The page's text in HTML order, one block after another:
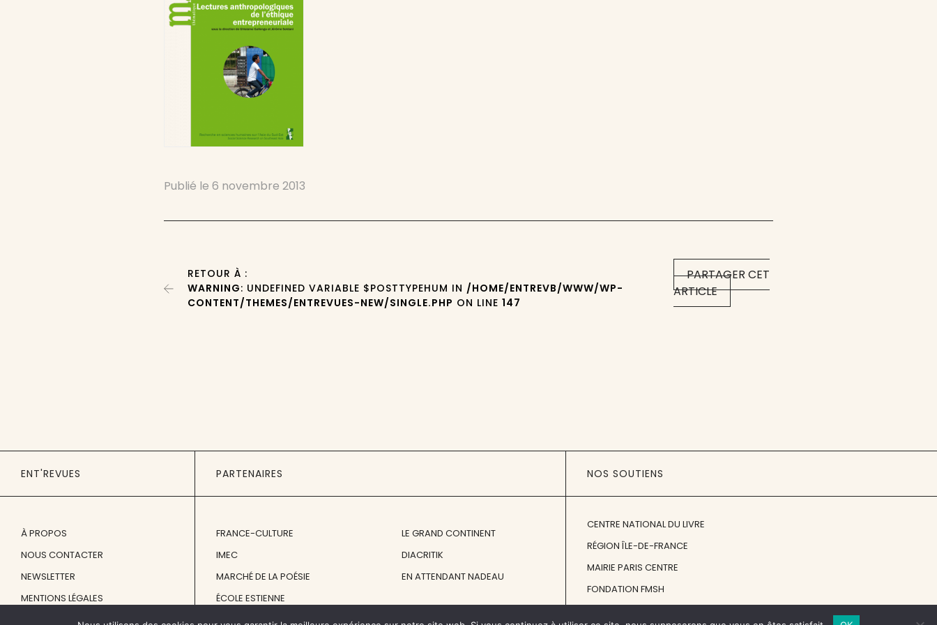
Publié le6 novembre 2013
PARTAGER CET
ARTICLE
RETOUR À :
WARNING: UNDEFINED VARIABLE $POSTTYPEHUM IN /HOME/ENTREVB/WWW/WP-
CONTENT/THEMES/ENTREVUES-NEW/SINGLE.PHP ON LINE147
ENT'REVUES
À PROPOS
NOUS CONTACTER
NEWSLETTER
MENTIONS LÉGALES
PARTENAIRES
FRANCE-CULTURE
IMEC
MARCHÉ DE LA POÉSIE
ÉCOLE ESTIENNE
LE GRAND CONTINENT
DIACRITIK
EN ATTENDANT NADEAU
NOS SOUTIENS
CENTRE NATIONAL DU LIVRE
RÉGION ÎLE-DE-FRANCE
MAIRIE PARIS CENTRE
FONDATION FMSH